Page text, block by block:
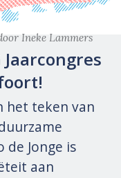
Ineke Lammers
het teken van
de Jonge is
aan